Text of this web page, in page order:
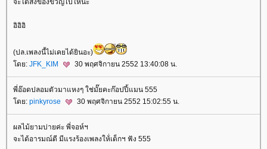
อิอิอิ
(ปล.เพลงนี้ไม่เคยได้ยินอะ)
ดย: JFK_KIM 30 พฤศจิกายน 2552 13:40:08 น.
พี่อ๊อดปลอมตัวมาแหงๆ ใช่มั๊ยคะก๊อปปี้แมน 555
ดย: pinkyrose 30 พฤศจิกายน 2552 15:02:55 น.
ผลไม้ยามบ่ายค่ะ พี่จอห์ฯ
จะได้อารมณ์ดี มีแรงร้องเพลงให้่เด็กฯ ฟัง 555